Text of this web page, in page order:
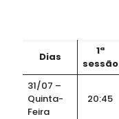
Dias
1ª
sessão
31/07 –
Quinta-
Feira
20:45